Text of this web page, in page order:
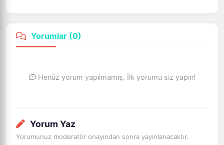
Yorumlar (0)
Henüz yorum yapılmamış. İlk yorumu siz yapın!
Yorum Yaz
Yorumunuz moderatör onayından sonra yayınlanacaktır.